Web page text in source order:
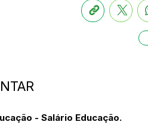
- Salário Educação.